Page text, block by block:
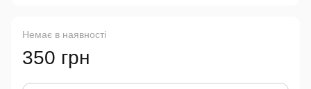
Немає в наявності
350 грн